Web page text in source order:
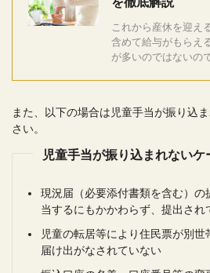
これから産休を迎え
含めて給与がもらえ
が多いのではないの
また、以下の場合は児童手当が振り込
さい。
児童手当が振り込まれないケ
現況届（必要添付書類を含む）の
当するにもかかわらず、提出され
児童の転居等により住民票が別世
届け出がなされていない